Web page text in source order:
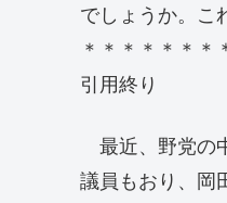
でしょうか。こ
＊＊＊＊＊＊＊
引用終り
最近、野党の
議員もおり、岡